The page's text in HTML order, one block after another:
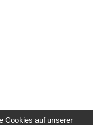
Cookies auf unserer